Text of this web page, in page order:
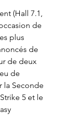
(Hall 7.1,
de
plus
de
de deux
de
la Seconde
5 et le